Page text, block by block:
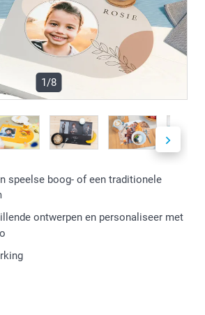
1/8
speelse boog- of een traditionele
ontwerpen en personaliseer met